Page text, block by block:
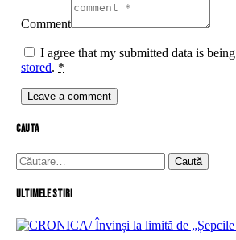
Comment
I agree that my submitted data is being
stored. *
cauta
Caută
după:
Ultimele stiri